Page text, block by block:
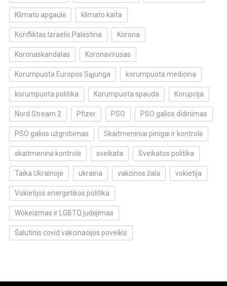
Klimato apgaulė klimato kaita
Konfliktas Izraelis Palestina Korona
Koronaskandalas Koronavirusas
Korumpuota Europos Sąjunga korumpuota medicina
korumpuota politika Korumpuota spauda Korupcija
Nord Stream 2 Pfizer PSO PSO galios didinimas
PSO galios užgrobimas Skaitmeniniai pinigai ir kontrolė
skaitmeninė kontrolė sveikata Sveikatos politika
Taika Ukrainoje ukraina vakcinos žala vokietija
Vokietijos energetikos politika
Wokeizmas ir LGBTQ judėjimas
Šalutinis covid vakcinacijos poveikis